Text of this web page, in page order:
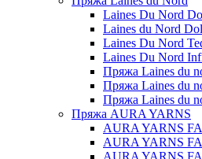
Laines Du Nord
Laines du Nord
Laines Du Nord
Laines Du Nord
Пряжа Laines du
Пряжа Laines du
Пряжа Laines du
Пряжа AURA YARNS
AURA YARNS
AURA YARNS
AURA YARNS